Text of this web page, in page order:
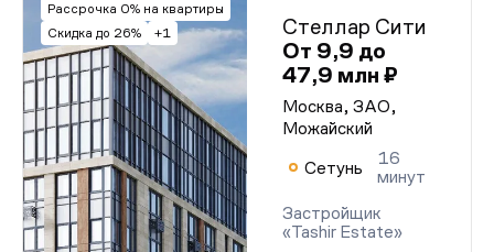
Рассрочка 0% на квартиры
Скидка до 26%
+1
Стеллар Сити
От 9,9 до
47,9 млн ₽
Москва, ЗАО,
Можайский
Сетунь
16
минут
Застройщик
«Tashir Estate»